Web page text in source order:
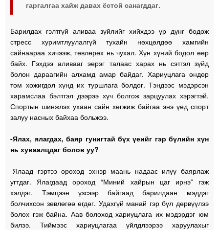
гаргалгаа хайж давах ёстой санагддаг.
Барилдах гэлтгүй аливаа зүйлийг хийхдээ үр дүнг бодож
стресс хуримтлуулалгүй тухайн нөхцөлдөө хамгийн
сайнаараа хичээж, төвлөрөх нь чухал. Хүн хүний бодол өөр
байх. Гэхдээ аливааг эерэг талаас харах нь сэтгэл зүйд
болон дараагийн алхамд амар байдаг. Хариуцлага өндөр
том хожигдол хүнд их туршлага болдог. Тэндээс мэдэрсэн
харамслаа бэлтгэл дээрээ хүч болгож зарцуулах хэрэгтэй.
Спортын шинжлэх ухаан сайн хөгжиж байгаа энэ үед спорт
залуу насных байхаа больжээ.
-Ялах, ялагдах, баяр гунигтай бүх үеийг гэр бүлийн хүн
нь хуваалцдаг болов уу?
-Ялаад гэртээ ороход эхнэр маань надаас илүү баярлаж
угтдаг. Ялагдаад ороход “Миний хайрын цаг ирнэ” гэж
хэлдэг. Тэмцээн үзсээр байгаад барилдаан мэддэг
болчихсон зөвлөгөө өгдөг. Удахгүй манай гэр бүл дөрвүүлээ
болох гэж байна. Аав болоход хариуцлага их мэдэрдэг юм
билээ. Тиймээс хариуцлагаа үйлдлээрээ харуулахыг